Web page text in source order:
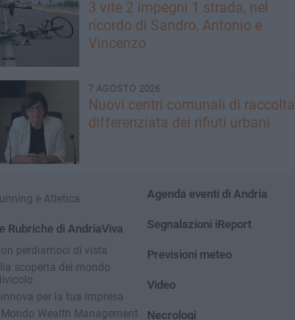
3 vite 2 impegni 1 strada, nel
ricordo di Sandro, Antonio e
Vincenzo
7 AGOSTO 2026
Nuovi centri comunali di raccolta
differenziata dei rifiuti urbani
e Atletica
Rubriche di AndriaViva
perdiamoci di vista
scoperta del mondo
innova per la tua impresa
Mondo Wealth Management
Agenda eventi di Andria
Segnalazioni iReport
Previsioni meteo
Video
Necrologi